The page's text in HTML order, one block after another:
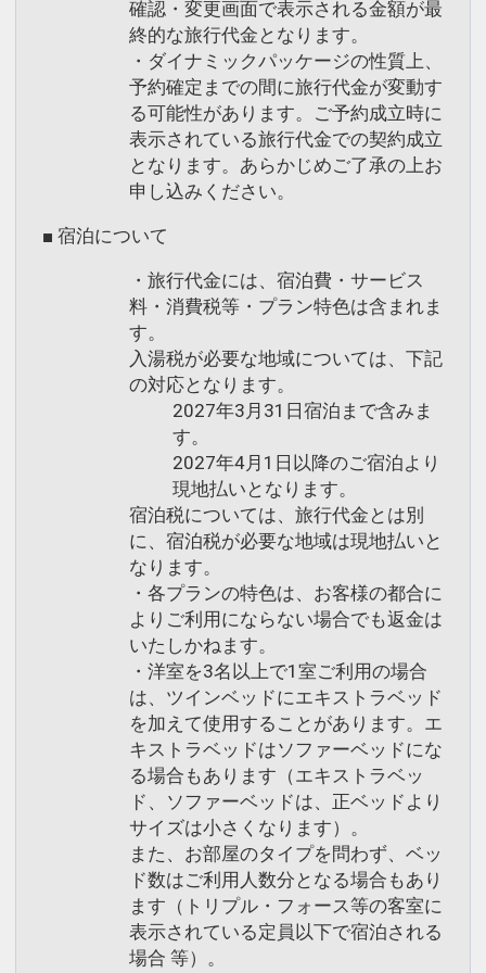
確認・変更画面で表示される金額が最
終的な旅行代金となります。
・ダイナミックパッケージの性質上、
予約確定までの間に旅行代金が変動す
る可能性があります。ご予約成立時に
表示されている旅行代金での契約成立
となります。あらかじめご了承の上お
申し込みください。
■ 宿泊について
・旅行代金には、宿泊費・サービス
料・消費税等・プラン特色は含まれま
す。
入湯税が必要な地域については、下記
の対応となります。
2027年3月31日宿泊まで含みま
す。
2027年4月1日以降のご宿泊より
現地払いとなります。
宿泊税については、旅行代金とは別
に、宿泊税が必要な地域は現地払いと
なります。
・各プランの特色は、お客様の都合に
よりご利用にならない場合でも返金は
いたしかねます。
・洋室を3名以上で1室ご利用の場合
は、ツインベッドにエキストラベッド
を加えて使用することがあります。エ
キストラベッドはソファーベッドにな
る場合もあります（エキストラベッ
ド、ソファーベッドは、正ベッドより
サイズは小さくなります）。
また、お部屋のタイプを問わず、ベッ
ド数はご利用人数分となる場合もあり
ます（トリプル・フォース等の客室に
表示されている定員以下で宿泊される
場合 等）。